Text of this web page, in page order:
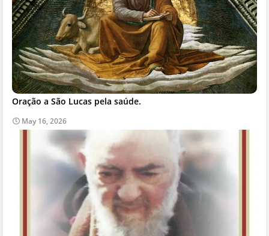
Oração a São Lucas pela saúde.
May 16, 2026